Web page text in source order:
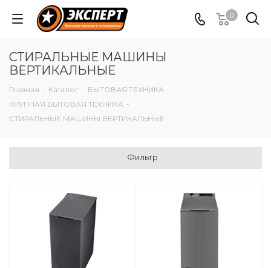
0
СТИРАЛЬНЫЕ МАШИНЫ
ВЕРТИКАЛЬНЫЕ
Главная - Каталог - БЫТОВАЯ ТЕХНИКА -
КРУПНАЯ БЫТОВАЯ ТЕХНИКА -
СТИРАЛЬНЫЕ МАШИНЫ ВЕРТИКАЛЬНЫЕ
Фильтр